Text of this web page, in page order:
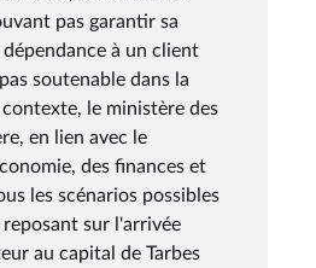
pas garantir sa
à un client
soutenable dans la
le ministère des
en lien avec le
des finances et
les scénarios possibles
sur l'arrivée
au capital de Tarbes